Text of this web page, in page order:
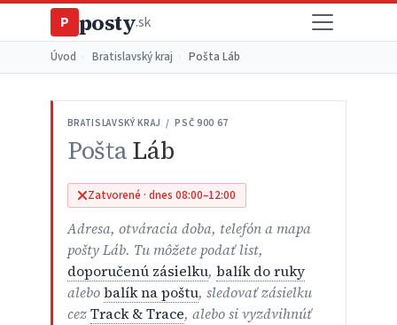
P posty.sk
Úvod Bratislavský kraj Pošta Láb
BRATISLAVSKÝ KRAJ / PSČ 900 67
PoštaLáb
Zatvorené · dnes 08:00–12:00
Adresa, otváracia doba, telefón a mapa
pošty Láb. Tu môžete podať list,
doporučenú zásielku, balík do ruky
alebobalík na poštu, sledovať zásielku
cezTrack & Trace, alebo si vyzdvihnúť